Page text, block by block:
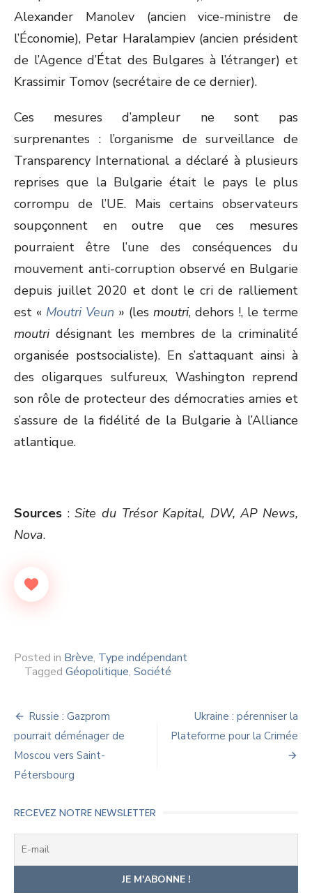
Alexander Manolev (ancien vice-ministre de
l’Économie), Petar Haralampiev (ancien président
de l’Agence d’État des Bulgares à l’étranger) et
Krassimir Tomov (secrétaire de ce dernier).
Ces mesures d’ampleur ne sont pas
surprenantes : l’organisme de surveillance de
Transparency International a déclaré à plusieurs
reprises que la Bulgarie était le pays le plus
corrompu de l’UE. Mais certains observateurs
soupçonnent en outre que ces mesures
pourraient être l’une des conséquences du
mouvement anti-corruption observé en Bulgarie
depuis juillet 2020 et dont le cri de ralliement
est « Moutri Veun » (les moutri, dehors !, le terme
moutridésignant les membres de la criminalité
organisée postsocialiste). En s’attaquant ainsi à
des oligarques sulfureux, Washington reprend
son rôle de protecteur des démocraties amies et
s’assure de la fidélité de la Bulgarie à l’Alliance
atlantique.
Sources :Site du Trésor Kapital, DW, AP News,
Nova.
Posted in Brève, Type indépendant
Tagged Géopolitique, Société
Navigation
de
l’article
Russie : Gazprom
pourrait déménager de
Moscou vers Saint-
Pétersbourg
Ukraine : pérenniser la
Plateforme pour la Crimée
RECEVEZ NOTRE NEWSLETTER